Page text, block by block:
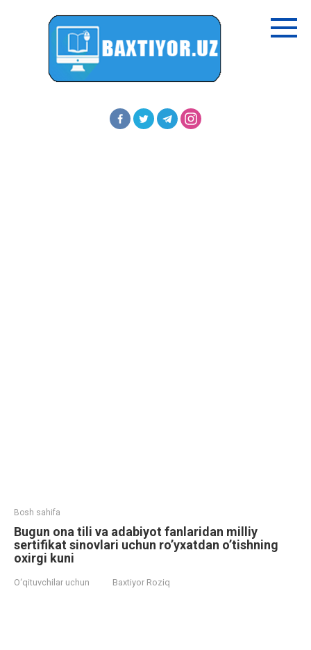
Bosh sahifa
Bugun ona tili va adabiyot fanlaridan milliy
sertifikat sinovlari uchun ro’yxatdan o’tishning
oxirgi kuni
O‘qituvchilar uchun Baxtiyor Roziq